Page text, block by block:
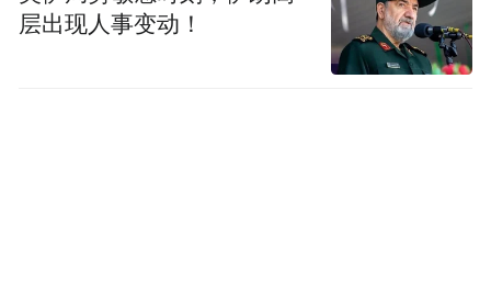
层出现人事变动！